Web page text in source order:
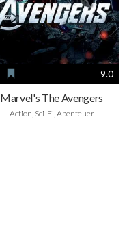
9.0
Marvel's The Avengers
Action, Sci-Fi, Abenteuer